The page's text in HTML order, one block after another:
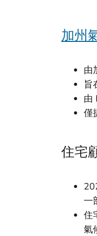
加州
由
旨
由
僅
住宅
一
住
氣